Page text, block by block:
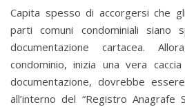
Capita spesso di accorgersi che
parti comuni condominiali siano
documentazione cartacea.
condominio, inizia una vera
documentazione, dovrebbe
all’interno del “Registro Anagrafe